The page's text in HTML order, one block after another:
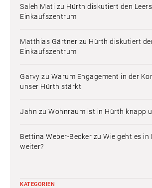
Saleh Mati zu Hürth diskutiert den
Einkaufszentrum
Matthias Gärtner zu Hürth diskutiert
Einkaufszentrum
Garvy zu Warum Engagement in der
unser Hürth stärkt
Jahn zu Wohnraum ist in Hürth knapp
Bettina Weber-Becker zu Wie geht es
weiter?
KATEGORIEN